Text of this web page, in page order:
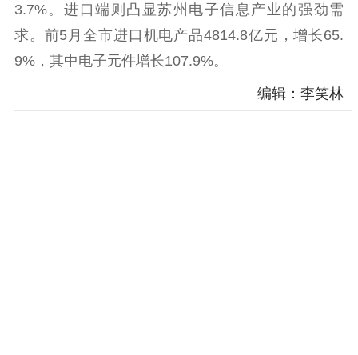
精神文明
文明创建 文明实践
3.7%。进口端则凸显苏州电子信息产业的强劲需
求。前5月全市进口机电产品4814.8亿元，增长65.
9%，其中电子元件增长107.9%。
编辑：李笑林